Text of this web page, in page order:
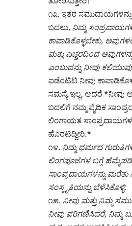
ಎಂಬುದನ್ನು ನೀವು
ಐಡೆಂಟಿಟಿ ನೀವು
ಸಮಸ್ಯೆ ಇಲ್ಲ. ಆದರೆ *ನೀವು
ಬದಲಿಗೆ ನಮ್ಮ ವೈದಿಕ
ಲಿಂಗಾಯತ
ಹೊರಟಿದ್ದೀರಿ.*
೧೪.ನಿಮ್ಮ ಧರ್ಮದ
ಲಿಂಗಪೂಜೆಗಳ ಬಗ್ಗೆ
ಸಾಂಪ್ರದಾಯಗಳನ್ನು
ಸಂಸ್ಕೃತಿಯನ್ನು ಬೆಳೆಸಿಕೊಳ್ಳಿ.
೧೫.ನೀವು ಮತ್ತು ನಿಮ್ಮ
ನೀವು ಪರಿಗಣಿಸಿದರೆ, ನಿಮ್ಮ
ಮತ್ತು ಅದರ ಉಪಸ್ಥಿತಿಯನ್ನು
*
ಲಿಂಗಾಯತರಿಗೆ ಇದೊಂದು
ಪಾಠವೆಂದು ನಾವು
ಸರ್ವನಾಶಕ್ಕೆ ನಾವೇ